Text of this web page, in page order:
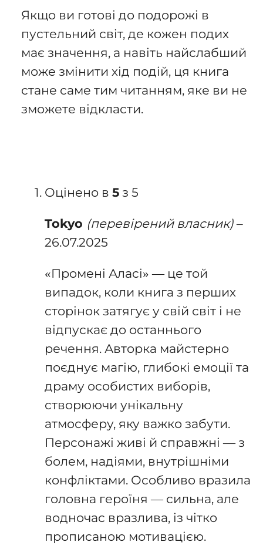
Якщо ви готові до подорожі в
пустельний світ, де кожен подих
має значення, а навіть найслабший
може змінити хід подій, ця книга
стане саме тим читанням, яке ви не
зможете відкласти.
Оцінено в 5 з 5
Tokyo (перевірений власник) –
26.07.2025
«Промені Аласі» — це той
випадок, коли книга з перших
сторінок затягує у свій світ і не
відпускає до останнього
речення. Авторка майстерно
поєднує магію, глибокі емоції та
драму особистих виборів,
створюючи унікальну
атмосферу, яку важко забути.
Персонажі живі й справжні — з
болем, надіями, внутрішніми
конфліктами. Особливо вразила
головна героїня — сильна, але
водночас вразлива, із чітко
прописаною мотивацією.